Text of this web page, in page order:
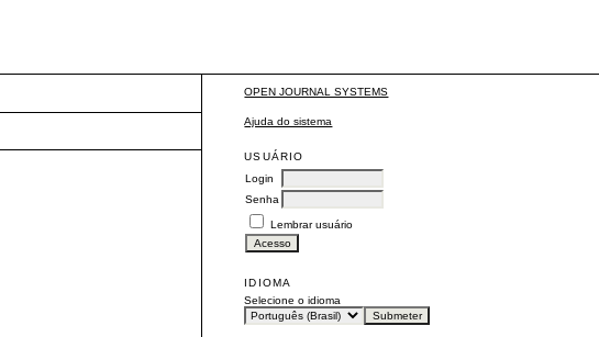
OPEN JOURNAL SYSTEMS
Ajuda do sistema
USUÁRIO
Login
Senha
Lembrar usuário
IDIOMA
Selecione o idioma